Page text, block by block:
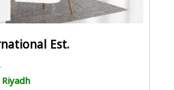
Est.
Riyadh